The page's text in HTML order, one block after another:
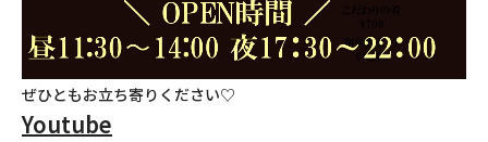
ぜひともお立ち寄りください♡
Youtube